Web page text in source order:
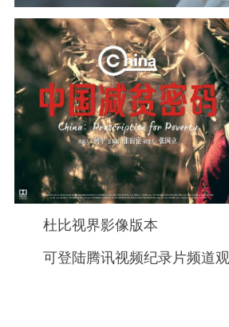
杜比视界影像版本
可登陆腾讯视频纪录片频道